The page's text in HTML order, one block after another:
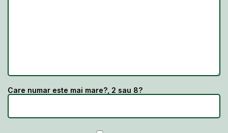
Care numar este mai mare?, 2 sau 8?